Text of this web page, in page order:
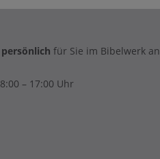
persönlich für Sie im Bibelwerk an
8:00 – 17:00 Uhr